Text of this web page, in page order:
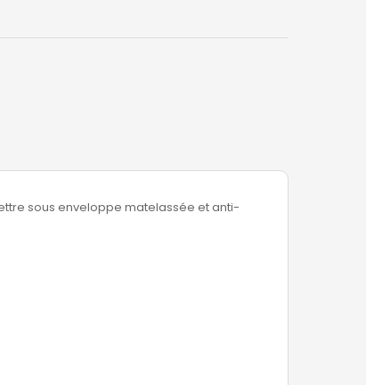
sous enveloppe matelassée et anti-